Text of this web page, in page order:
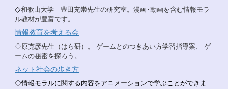
◇和歌山大学 豊田充崇先生の研究室。漫画･動画を含む情報モラ
ル教材が豊富です。
情報教育を考える会
◇原克彦先生（はら研）。 ゲームとのつきあい方学習指導案、 ゲ
ームの秘密を探ろう。
ネット社会の歩き方
◇情報モラルに関する内容をアニメーションで学ぶことができま